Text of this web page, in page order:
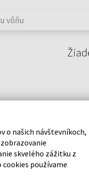
o našich návštevníkoch,
skvelého zážitku z
používame